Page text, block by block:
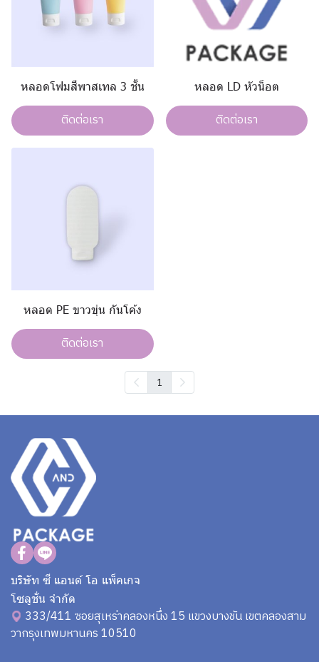
หลอดโฟมสีพาสเทล 3 ชั้น
ติดต่อเรา
หลอด LD หัวน็อต
ติดต่อเรา
หลอด PE ขาวขุ่น กันโค้ง
ติดต่อเรา
1
บริษัท ซี แอนด์ โอ แพ็คเกจ
โซลูชั่น จำกัด
333/411 ซอยสุเหร่าคลองหนึ่ง 15 แขวงบางชัน เขตคลองสาม
วากรุงเทพมหานคร 10510